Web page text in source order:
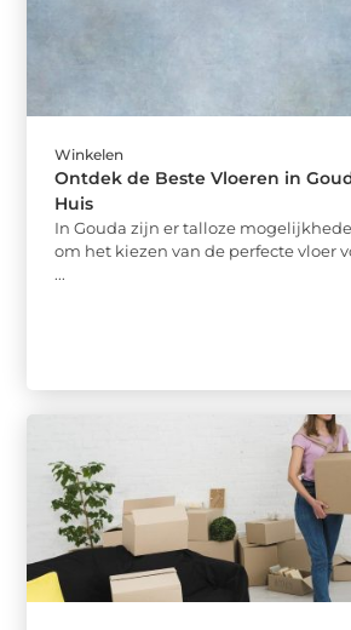
Winkelen
Ontdek de Beste Vloeren in
Huis
In Gouda zijn er talloze
om het kiezen van de perfecte vloer
...